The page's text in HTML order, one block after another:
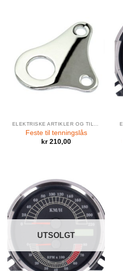
Feste til tenningslås
kr210,00
UTSOLGT